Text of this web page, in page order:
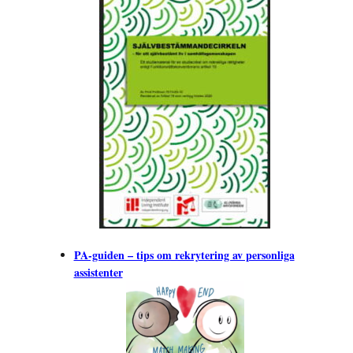
PA-guiden – tips om rekrytering av personliga
assistenter